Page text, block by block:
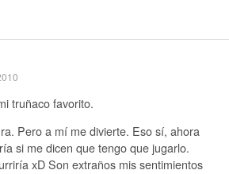
truñaco favorito.
Pero a mí me divierte. Eso sí, ahora
si me dicen que tengo que jugarlo.
xD Son extraños mis sentimientos